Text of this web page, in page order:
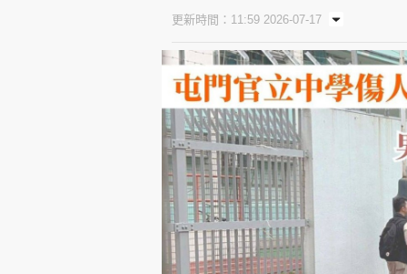
更新時間：11:59 2026-07-17